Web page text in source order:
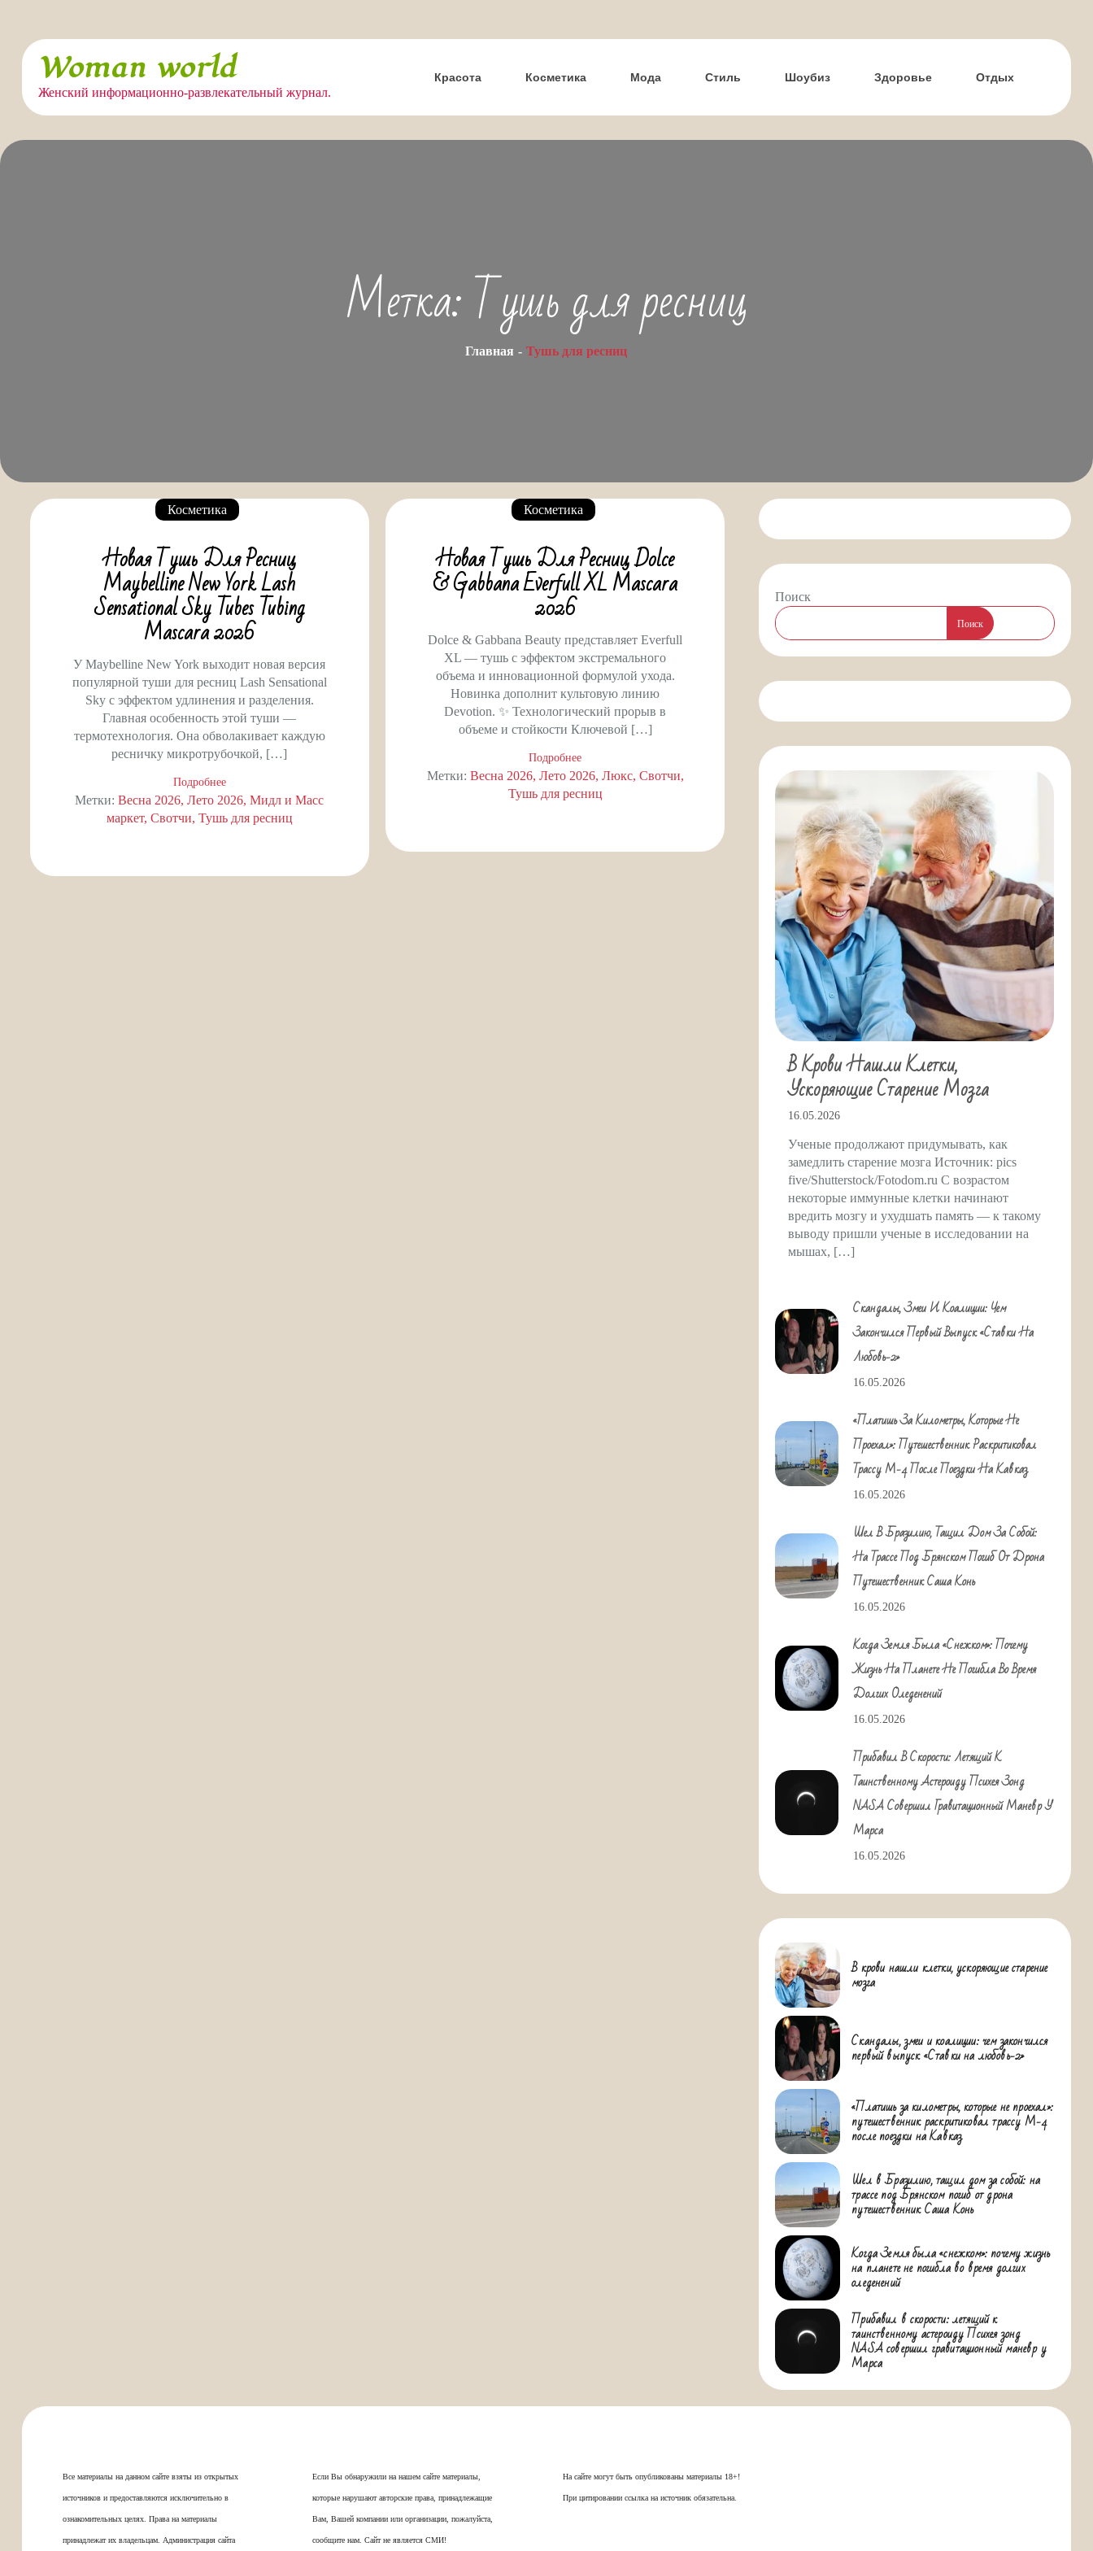
Перейти
содержимомуWoman world
Женский информационно-развлекательный журнал.
Красота Косметика Мода Стиль Шоубиз Здоровье Отдых
Метка:Тушь для ресниц
Главная Тушь для ресниц
Косметика
Новая Тушь Для Ресниц
Maybelline New York Lash
Sensational Sky Tubes Tubing
Mascara 2026
У Maybelline New York выходит новая версия
популярной туши для ресниц Lash Sensational
Sky с эффектом удлинения и разделения.
Главная особенность этой туши —
термотехнология. Она обволакивает каждую
ресничку микротрубочкой, […]
Подробнее
Метки:Весна 2026 Лето 2026 Мидл и Масс
маркет Свотчи Тушь для ресниц
Косметика
Новая Тушь Для Ресниц Dolce
& Gabbana Everfull XL Mascara
2026
Dolce & Gabbana Beauty представляет Everfull
XL — тушь с эффектом экстремального
объема и инновационной формулой ухода.
Новинка дополнит культовую линию
Devotion. ✨ Технологический прорыв в
объеме и стойкости Ключевой […]
Подробнее
Метки: Весна 2026 Лето 2026 Люкс Свотчи
Тушь для ресниц
Поиск
Поиск
В Крови Нашли Клетки,
Ускоряющие Старение Мозга
16.05.2026
Ученые продолжают придумывать, как
замедлить старение мозга Источник: pics
five/Shutterstock/Fotodom.ru С возрастом
некоторые иммунные клетки начинают
вредить мозгу и ухудшать память — к такому
выводу пришли ученые в исследовании на
мышах, […]
Скандалы, Змеи И Коалиции: Чем
Закончился Первый Выпуск «Ставки На
Любовь-2»
16.05.2026
«Платишь За Километры, Которые Не
Проехал»: Путешественник Раскритиковал
Трассу М-4 После Поездки На Кавказ
16.05.2026
Шел В Бразилию, Тащил Дом За Собой:
На Трассе Под Брянском Погиб От Дрона
Путешественник Саша Конь
16.05.2026
Когда Земля Была «снежком»: Почему
Жизнь На Планете Не Погибла Во Время
Долгих Оледенений
16.05.2026
Прибавил В Скорости: Летящий К
Таинственному Астероиду Психея Зонд
NASA Совершил Гравитационный Маневр У
Марса
16.05.2026
В крови нашли клетки, ускоряющие старение
мозга
Скандалы, змеи и коалиции: чем закончился
первый выпуск «Ставки на любовь-2»
«Платишь за километры, которые не проехал»:
путешественник раскритиковал трассу М-4
после поездки на Кавказ
Шел в Бразилию, тащил дом за собой: на
трассе под Брянском погиб от дрона
путешественник Саша Конь
Когда Земля была «снежком»: почему жизнь
на планете не погибла во время долгих
оледенений
Прибавил в скорости: летящий к
таинственному астероиду Психея зонд
NASA совершил гравитационный маневр у
Марса
Все материалы на данном сайте взяты из открытых
источников и предоставляются исключительно в
ознакомительных целях. Права на материалы
принадлежат их владельцам. Администрация сайта
Если Вы обнаружили на нашем сайте материалы,
которые нарушают авторские права, принадлежащие
Вам, Вашей компании или организации, пожалуйста,
сообщите нам. Сайт не является СМИ!
На сайте могут быть опубликованы материалы 18+!
При цитировании ссылка на источник обязательна.